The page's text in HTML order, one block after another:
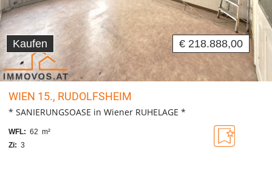
Kaufen € 218.888,00
WIEN 15., RUDOLFSHEIM
* SANIERUNGSOASE in Wiener RUHELAGE *
WFL: 62 m²
Zi: 3